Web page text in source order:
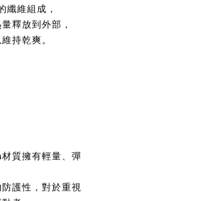
纖維組成，
釋放到外部，
持乾爽。
質擁有輕量、彈
護性，對於重視